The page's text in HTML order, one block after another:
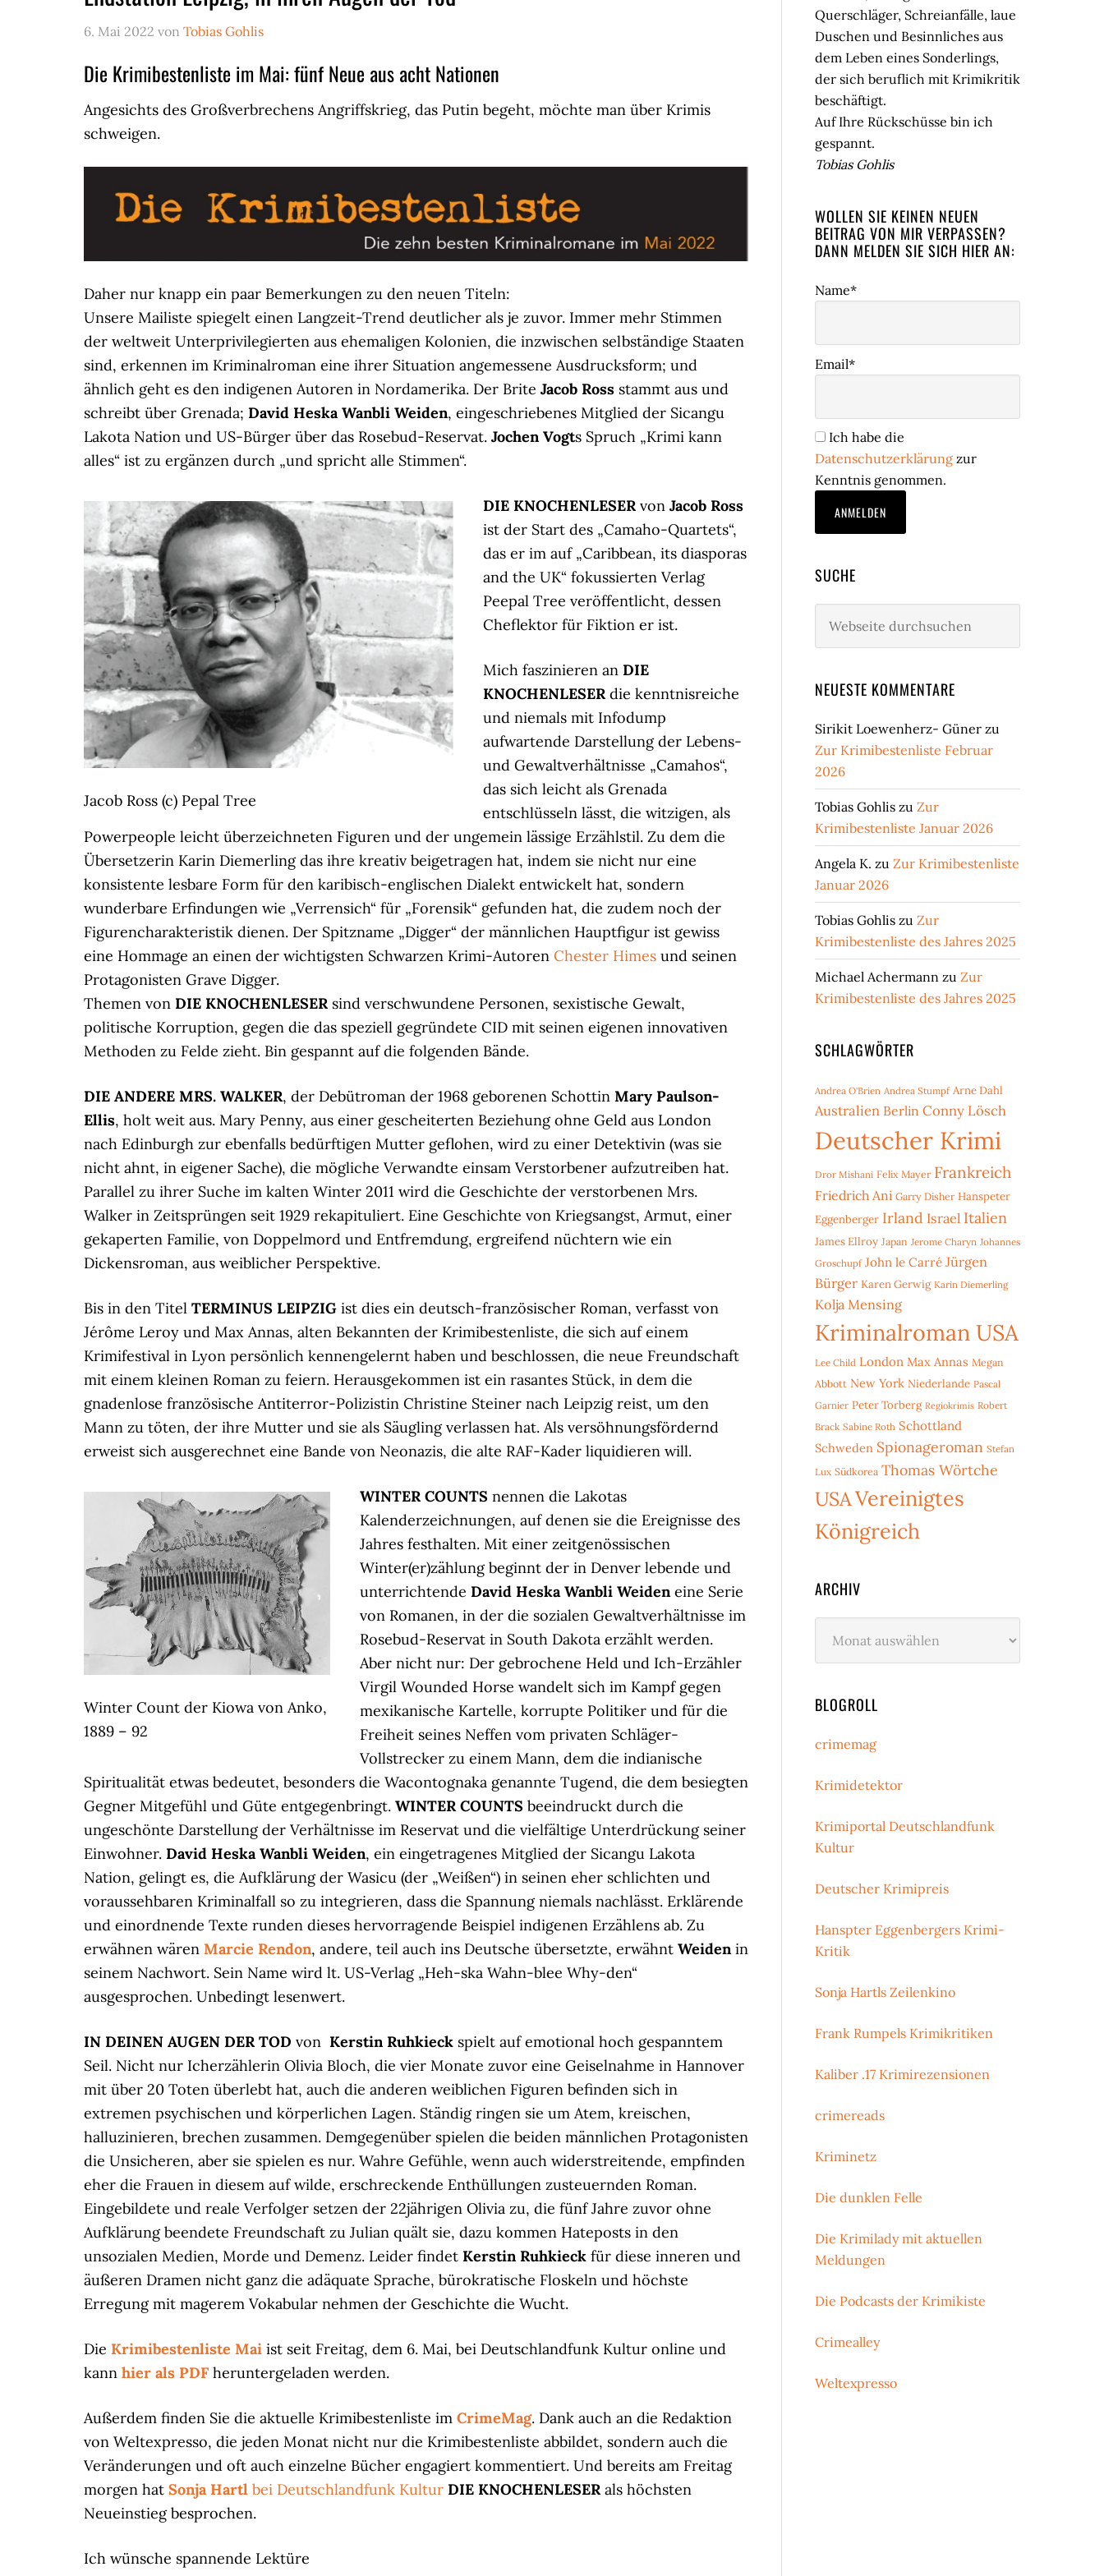
6. Mai 2022 von Tobias Gohlis
Die Krimibestenliste im Mai: fünf Neue aus acht Nationen
Angesichts des Großverbrechens Angriffskrieg, das Putin begeht, möchte man über Krimis
schweigen.
Daher nur knapp ein paar Bemerkungen zu den neuen Titeln:
Unsere Mailiste spiegelt einen Langzeit-Trend deutlicher als je zuvor. Immer mehr Stimmen
der weltweit Unterprivilegierten aus ehemaligen Kolonien, die inzwischen selbständige Staaten
sind, erkennen im Kriminalroman eine ihrer Situation angemessene Ausdrucksform; und
ähnlich geht es den indigenen Autoren in Nordamerika. Der Brite Jacob Ross stammt aus und
schreibt über Grenada; David Heska Wanbli Weiden, eingeschriebenes Mitglied der Sicangu
Lakota Nation und US-Bürger über das Rosebud-Reservat. Jochen Vogts Spruch „Krimi kann
alles“ ist zu ergänzen durch „und spricht alle Stimmen“.
Jacob Ross (c) Pepal Tree
DIE KNOCHENLESERvon Jacob Ross
ist der Start des „Camaho-Quartets“,
das er im auf „Caribbean, its diasporas
and the UK“ fokussierten Verlag
Peepal Tree veröffentlicht, dessen
Cheflektor für Fiktion er ist.
Mich faszinieren an DIE
KNOCHENLESERdie kenntnisreiche
und niemals mit Infodump
aufwartende Darstellung der Lebens-
und Gewaltverhältnisse „Camahos“,
das sich leicht als Grenada
entschlüsseln lässt, die witzigen, als
Powerpeople leicht überzeichneten Figuren und der ungemein lässige Erzählstil. Zu dem die
Übersetzerin Karin Diemerling das ihre kreativ beigetragen hat, indem sie nicht nur eine
konsistente lesbare Form für den karibisch-englischen Dialekt entwickelt hat, sondern
wunderbare Erfindungen wie „Verrensich“ für „Forensik“ gefunden hat, die zudem noch der
Figurencharakteristik dienen. Der Spitzname „Digger“ der männlichen Hauptfigur ist gewiss
eine Hommage an einen der wichtigsten Schwarzen Krimi-Autoren Chester Himes und seinen
Protagonisten Grave Digger.
Themen von DIE KNOCHENLESERsind verschwundene Personen, sexistische Gewalt,
politische Korruption, gegen die das speziell gegründete CID mit seinen eigenen innovativen
Methoden zu Felde zieht. Bin gespannt auf die folgenden Bände.
DIE ANDERE MRS. WALKER, der Debütroman der 1968 geborenen Schottin Mary Paulson-
Ellis, holt weit aus. Mary Penny, aus einer gescheiterten Beziehung ohne Geld aus London
nach Edinburgh zur ebenfalls bedürftigen Mutter geflohen, wird zu einer Detektivin (was sie
nicht ahnt, in eigener Sache), die mögliche Verwandte einsam Verstorbener aufzutreiben hat.
Parallel zu ihrer Suche im kalten Winter 2011 wird die Geschichte der verstorbenen Mrs.
Walker in Zeitsprüngen seit 1929 rekapituliert. Eine Geschichte von Kriegsangst, Armut, einer
gekaperten Familie, von Doppelmord und Entfremdung, ergreifend nüchtern wie ein
Dickensroman, aus weiblicher Perspektive.
Bis in den Titel TERMINUS LEIPZIG ist dies ein deutsch-französischer Roman, verfasst von
Jérôme Leroy und Max Annas, alten Bekannten der Krimibestenliste, die sich auf einem
Krimifestival in Lyon persönlich kennengelernt haben und beschlossen, die neue Freundschaft
mit einem kleinen Roman zu feiern. Herausgekommen ist ein rasantes Stück, in dem die
gnadenlose französische Antiterror-Polizistin Christine Steiner nach Leipzig reist, um den
Mann zu töten, der ihre Mutter und sie als Säugling verlassen hat. Als versöhnungsfördernd
erweist sich ausgerechnet eine Bande von Neonazis, die alte RAF-Kader liquidieren will.
Winter Count der Kiowa von Anko,
1889 – 92
WINTER COUNTS nennen die Lakotas
Kalenderzeichnungen, auf denen sie die Ereignisse des
Jahres festhalten. Mit einer zeitgenössischen
Winter(er)zählung beginnt der in Denver lebende und
unterrichtende David Heska Wanbli Weideneine Serie
von Romanen, in der die sozialen Gewaltverhältnisse im
Rosebud-Reservat in South Dakota erzählt werden.
Aber nicht nur: Der gebrochene Held und Ich-Erzähler
Virgil Wounded Horse wandelt sich im Kampf gegen
mexikanische Kartelle, korrupte Politiker und für die
Freiheit seines Neffen vom privaten Schläger-
Vollstrecker zu einem Mann, dem die indianische
Spiritualität etwas bedeutet, besonders die Wacontognaka genannte Tugend, die dem besiegten
Gegner Mitgefühl und Güte entgegenbringt. WINTER COUNTS beeindruckt durch die
ungeschönte Darstellung der Verhältnisse im Reservat und die vielfältige Unterdrückung seiner
Einwohner. David Heska Wanbli Weiden, ein eingetragenes Mitglied der Sicangu Lakota
Nation, gelingt es, die Aufklärung der Wasicu (der „Weißen“) in seinen eher schlichten und
voraussehbaren Kriminalfall so zu integrieren, dass die Spannung niemals nachlässt. Erklärende
und einordnende Texte runden dieses hervorragende Beispiel indigenen Erzählens ab. Zu
erwähnen wären Marcie Rendon, andere, teil auch ins Deutsche übersetzte, erwähnt Weidenin
seinem Nachwort. Sein Name wird lt. US-Verlag „Heh-ska Wahn-blee Why-den“
ausgesprochen. Unbedingt lesenwert.
IN DEINEN AUGEN DER TOD von Kerstin Ruhkieck spielt auf emotional hoch gespanntem
Seil. Nicht nur Icherzählerin Olivia Bloch, die vier Monate zuvor eine Geiselnahme in Hannover
mit über 20 Toten überlebt hat, auch die anderen weiblichen Figuren befinden sich in
extremen psychischen und körperlichen Lagen. Ständig ringen sie um Atem, kreischen,
halluzinieren, brechen zusammen. Demgegenüber spielen die beiden männlichen Protagonisten
die Unsicheren, aber sie spielen es nur. Wahre Gefühle, wenn auch widerstreitende, empfinden
eher die Frauen in diesem auf wilde, erschreckende Enthüllungen zusteuernden Roman.
Eingebildete und reale Verfolger setzen der 22jährigen Olivia zu, die fünf Jahre zuvor ohne
Aufklärung beendete Freundschaft zu Julian quält sie, dazu kommen Hateposts in den
unsozialen Medien, Morde und Demenz. Leider findet Kerstin Ruhkieck für diese inneren und
äußeren Dramen nicht ganz die adäquate Sprache, bürokratische Floskeln und höchste
Erregung mit magerem Vokabular nehmen der Geschichte die Wucht.
Die Krimibestenliste Mai ist seit Freitag, dem 6. Mai, bei Deutschlandfunk Kultur online und
kann hier als PDF heruntergeladen werden.
Außerdem finden Sie die aktuelle Krimibestenliste im CrimeMag. Dank auch an die Redaktion
von Weltexpresso, die jeden Monat nicht nur die Krimibestenliste abbildet, sondern auch die
Veränderungen und oft auch einzelne Bücher engagiert kommentiert. Und bereits am Freitag
morgen hat Sonja Hartl bei Deutschlandfunk Kultur DIE KNOCHENLESERals höchsten
Neueinstieg besprochen.
Ich wünsche spannende Lektüre
Querschläger, Schreianfälle, laue
Duschen und Besinnliches aus
dem Leben eines Sonderlings,
der sich beruflich mit Krimikritik
beschäftigt.
Auf Ihre Rückschüsse bin ich
gespannt.
Tobias Gohlis
WOLLEN SIE KEINEN NEUEN
BEITRAG VON MIR VERPASSEN?
DANN MELDEN SIE SICH HIER AN:
Name*
Email*
Ich habe die
Datenschutzerklärung zur
Kenntnis genommen.
SUCHE
durchsuchen
NEUESTE KOMMENTARE
Sirikit Loewenherz- Güner zu
Zur Krimibestenliste Februar
2026
Tobias Gohlis zu Zur
Krimibestenliste Januar 2026
Angela K. zu Zur Krimibestenliste
Januar 2026
Tobias Gohlis zu Zur
Krimibestenliste des Jahres 2025
Michael Achermann zu Zur
Krimibestenliste des Jahres 2025
SCHLAGWÖRTER
Andrea O'Brien Andrea Stumpf Arne Dahl
Australien Berlin Conny Lösch
Deutscher Krimi
Dror Mishani Felix Mayer Frankreich
Friedrich Ani Garry Disher Hanspeter
Eggenberger Irland Israel Italien
James Ellroy Japan Jerome Charyn Johannes
Groschupf John le Carré Jürgen
Bürger Karen Gerwig Karin Diemerling
Kolja Mensing
Kriminalroman USA
Lee Child London Max Annas Megan
Abbott New York Niederlande Pascal
Garnier Peter Torberg Regiokrimis Robert
Brack Sabine Roth Schottland
Schweden Spionageroman Stefan
Lux Südkorea Thomas Wörtche
USAVereinigtes
Königreich
ARCHIV
BLOGROLL
crimemag
Krimidetektor
Krimiportal Deutschlandfunk
Kultur
Deutscher Krimipreis
Hanspter Eggenbergers Krimi-
Kritik
Sonja Hartls Zeilenkino
Frank Rumpels Krimikritiken
Kaliber .17 Krimirezensionen
crimereads
Kriminetz
Die dunklen Felle
Die Krimilady mit aktuellen
Meldungen
Die Podcasts der Krimikiste
Crimealley
Weltexpresso